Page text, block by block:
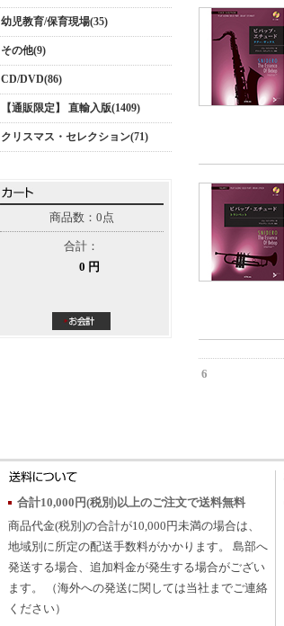
幼児教育/保育現場(35)
その他(9)
CD/DVD(86)
【通販限定】 直輸入版(1409)
クリスマス・セレクション(71)
商品数：0点
合計：
0 円
6
合計10,000円(税別)以上のご注文で送料無料
商品代金(税別)の合計が10,000円未満の場合は、
地域別に所定の配送手数料がかかります。 島部へ
発送する場合、追加料金が発生する場合がござい
ます。 （海外への発送に関しては当社までご連絡
ください）